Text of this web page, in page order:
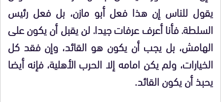
يقول للناس إن هذا فعل أبو مازن، بل فعل رئيس
السلطة. فأنا أعرف عرفات جيدا. لن يقبل أن يكون على
الهامش، بل يجب أن يكون هو القائد، وإن فقد كل
الخيارات، ولم يكن امامه إلا الحرب الأهلية، فإنه أيضا
يحبذ أن يكون القائد.